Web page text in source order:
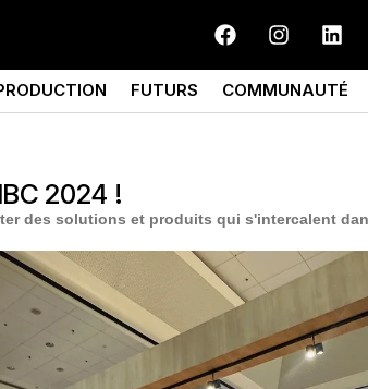
FUTURS COMMUNAUTÉ
2024 !
des solutions et produits qui s'intercalent